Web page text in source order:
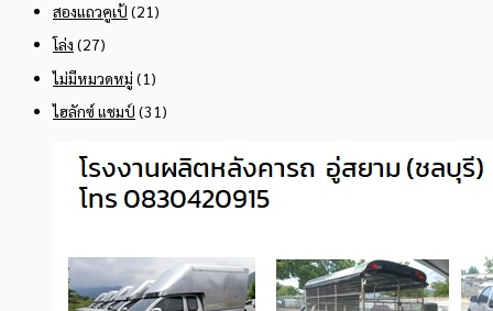
สองแถวคูเป้ (21)
โล่ง (27)
ไม่มีหมวดหมู่ (1)
ไฮลักซ์ แชมป์ (31)